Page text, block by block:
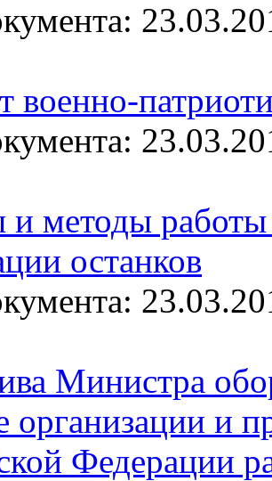
военно-
методы
останков
Министра
организации и
Федерации